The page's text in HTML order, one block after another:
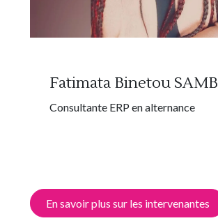
Fatimata Binetou SAMB
Consultante ERP en alternance
En savoir plus sur les intervenantes